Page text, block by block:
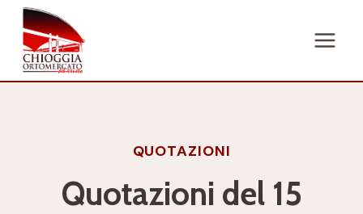
Salta
contenuto
QUOTAZIONI
Quotazioni del 15